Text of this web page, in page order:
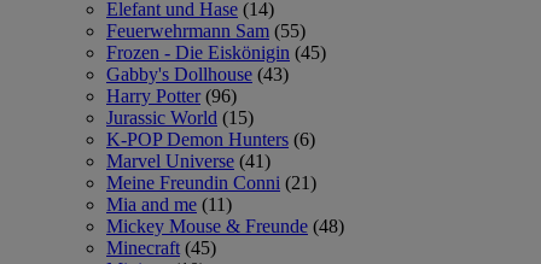
Elefant und Hase (14)
Feuerwehrmann Sam (55)
Frozen - Die Eiskönigin (45)
Gabby's Dollhouse (43)
Harry Potter (96)
Jurassic World (15)
K-POP Demon Hunters (6)
Marvel Universe (41)
Meine Freundin Conni (21)
Mia and me (11)
Mickey Mouse & Freunde (48)
Minecraft (45)